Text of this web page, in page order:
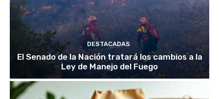
DESTACADAS
El Senado de la Nación tratará los cambios a la
Ley de Manejo del Fuego